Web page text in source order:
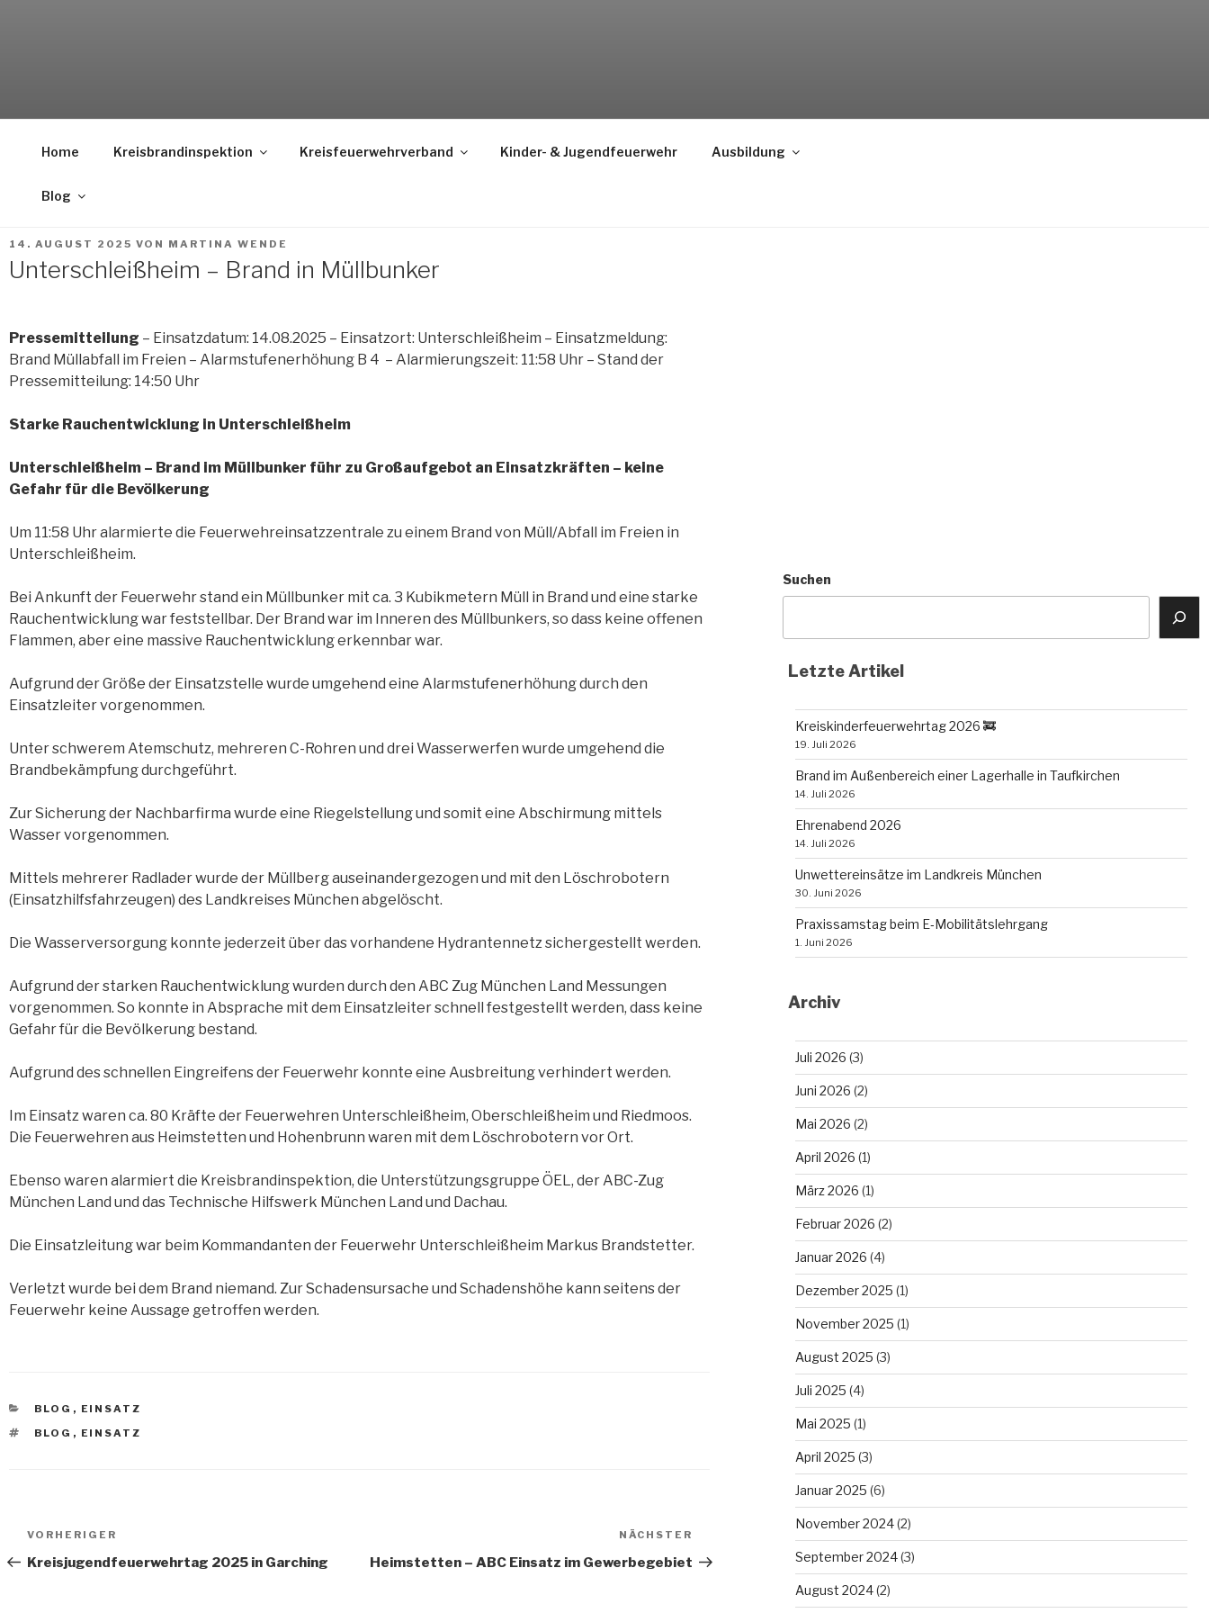
Home Kreisbrandinspektion Kreisfeuerwehrverband Kinder- & Jugendfeuerwehr Ausbildung
Blog
VERÖFFENTLICHT
14. AUGUST 2025 VON MARTINA WENDE
Unterschleißheim – Brand in Müllbunker
Pressemitteilung – Einsatzdatum: 14.08.2025 – Einsatzort: Unterschleißheim – Einsatzmeldung:
Brand Müllabfall im Freien – Alarmstufenerhöhung B 4 – Alarmierungszeit: 11:58 Uhr – Stand der
Pressemitteilung: 14:50 Uhr
Starke Rauchentwicklung in Unterschleißheim
Unterschleißheim – Brand im Müllbunker führ zu Großaufgebot an Einsatzkräften – keine
Gefahr für die Bevölkerung
Um 11:58 Uhr alarmierte die Feuerwehreinsatzzentrale zu einem Brand von Müll/Abfall im Freien in
Unterschleißheim.
Bei Ankunft der Feuerwehr stand ein Müllbunker mit ca. 3 Kubikmetern Müll in Brand und eine starke
Rauchentwicklung war feststellbar. Der Brand war im Inneren des Müllbunkers, so dass keine offenen
Flammen, aber eine massive Rauchentwicklung erkennbar war.
Aufgrund der Größe der Einsatzstelle wurde umgehend eine Alarmstufenerhöhung durch den
Einsatzleiter vorgenommen.
Unter schwerem Atemschutz, mehreren C-Rohren und drei Wasserwerfen wurde umgehend die
Brandbekämpfung durchgeführt.
Zur Sicherung der Nachbarfirma wurde eine Riegelstellung und somit eine Abschirmung mittels
Wasser vorgenommen.
Mittels mehrerer Radlader wurde der Müllberg auseinandergezogen und mit den Löschrobotern
(Einsatzhilfsfahrzeugen) des Landkreises München abgelöscht.
Die Wasserversorgung konnte jederzeit über das vorhandene Hydrantennetz sichergestellt werden.
Aufgrund der starken Rauchentwicklung wurden durch den ABC Zug München Land Messungen
vorgenommen. So konnte in Absprache mit dem Einsatzleiter schnell festgestellt werden, dass keine
Gefahr für die Bevölkerung bestand.
Aufgrund des schnellen Eingreifens der Feuerwehr konnte eine Ausbreitung verhindert werden.
Im Einsatz waren ca. 80 Kräfte der Feuerwehren Unterschleißheim, Oberschleißheim und Riedmoos.
Die Feuerwehren aus Heimstetten und Hohenbrunn waren mit dem Löschrobotern vor Ort.
Ebenso waren alarmiert die Kreisbrandinspektion, die Unterstützungsgruppe ÖEL, der ABC-Zug
München Land und das Technische Hilfswerk München Land und Dachau.
Die Einsatzleitung war beim Kommandanten der Feuerwehr Unterschleißheim Markus Brandstetter.
Verletzt wurde bei dem Brand niemand. Zur Schadensursache und Schadenshöhe kann seitens der
Feuerwehr keine Aussage getroffen werden.
KATEGORIEN
BLOG , EINSATZ
TAGS
BLOG , EINSATZ
Beitragsnavigation
Vorheriger
Beitrag
VORHERIGER
Kreisjugendfeuerwehrtag 2025 in Garching
Artikel
NÄCHSTER
Heimstetten – ABC Einsatz im Gewerbegebiet
Suchen
Letzte Artikel
Kreiskinderfeuerwehrtag 2026 🚒
19. Juli 2026
Brand im Außenbereich einer Lagerhalle in Taufkirchen
14. Juli 2026
Ehrenabend 2026
14. Juli 2026
Unwettereinsätze im Landkreis München
30. Juni 2026
Praxissamstag beim E‑Mobilitätslehrgang
1. Juni 2026
Archiv
Juli 2026 (3)
Juni 2026 (2)
Mai 2026 (2)
April 2026 (1)
März 2026 (1)
Februar 2026 (2)
Januar 2026 (4)
Dezember 2025 (1)
November 2025 (1)
August 2025 (3)
Juli 2025 (4)
Mai 2025 (1)
April 2025 (3)
Januar 2025 (6)
November 2024(2)
September 2024(3)
August 2024(2)